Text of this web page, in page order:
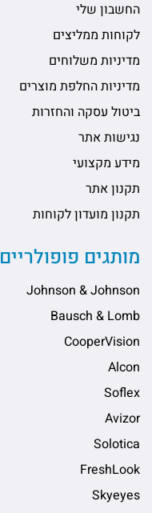
החשבון שלי
לקוחות ממליצים
מדיניות משלוחים
מדיניות החלפת מוצרים
ביטול עסקה והחזרות
נגישות אתר
מידע מקצועי
תקנון אתר
תקנון מועדון לקוחות
מותגים פופולריים
Johnson & Johnson
Bausch & Lomb
CooperVision
Alcon
Soflex
Avizor
Solotica
FreshLook
Skyeyes